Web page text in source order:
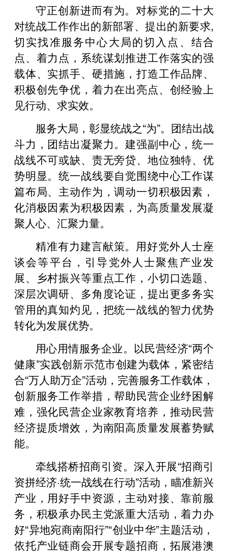
守正创新进而有为。对标党的二十大
对统战工作作出的新部署、提出的新要求,
切实找准服务中心大局的切入点、结合
点、着力点，系统谋划推进工作落实的强
载体、实抓手、硬措施，打造工作品牌、
积极创先争优，着力在出亮点、创经验上
见行动、求实效。
服务大局，彰显统战之“为”。团结出战
斗力，团结出凝聚力。建强副中心，统一
战线不可或缺、责无旁贷、地位独特、优
势明显。统一战线要自觉围绕中心工作谋
篇布局、主动作为，调动一切积极因素，
化消极因素为积极因素，为高质量发展凝
聚人心、汇聚力量。
精准有力建言献策。用好党外人士座
谈会等平台，引导党外人士聚焦产业发
展、乡村振兴等重点工作，小切口选题、
深层次调研、多角度论证，提出更多务实
管用的真知灼见，把统一战线的智力优势
转化为发展优势。
用心用情服务企业。以民营经济“两个
健康”实践创新示范市创建为载体，紧密结
合“万人助万企”活动，完善服务工作载体，
创新服务工作举措，帮助民营企业纾困解
难，强化民营企业家教育培养，推动民营
经济提质增效，为南阳高质量发展蓄势赋
能。
牵线搭桥招商引资。深入开展“招商引
资拼经济·统一战线在行动”活动，瞄准新兴
产业，用好手中资源，主动对接、靠前服
务，积极承办民主党派重大活动，着力办
好“异地宛商南阳行”“创业中华”主题活动，
依托产业链商会开展专题招商，拓展港澳